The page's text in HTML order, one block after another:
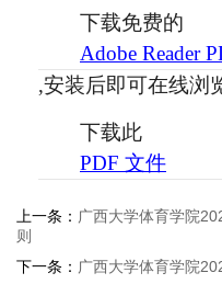
下载免费的
Adobe Reader
,安装后即可在线浏
下载此
PDF 文件
上一条： 广西大学体育学院
则
下一条： 广西大学体育学院